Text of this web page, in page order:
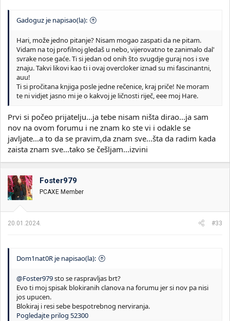
Gadoguz je napisao(la):
Hari, može jedno pitanje? Nisam mogao zaspati da ne pitam.
Vidam na toj profilnoj gledaš u nebo, vijerovatno te zanimalo dal'
svrake nose gaće. Ti si jedan od onih što svugdje guraj nos i sve
znaju. Takvi likovi kao ti i ovaj overcloker iznad su mi fascinantni,
auu!
Ti si pročitana knjiga posle jedne rečenice, kraj priče! Ne moram
te ni vidjet jasno mi je o kakvoj je ličnosti riječ, eee moj Hare.
Prvi si počeo prijatelju...ja tebe nisam ništa dirao...ja sam
nov na ovom forumu i ne znam ko ste vi i odakle se
javljate...a to da se pravim,da znam sve...šta da radim kada
zaista znam sve...tako se češljam...izvini
Foster979
PCAXE Member
20.01.2024. #33
Dom1nat0R je napisao(la):
@Foster979sto se raspravljas brt?
Evo ti moj spisak blokiranih clanova na forumu jer si nov pa nisi
jos upucen.
Blokiraj i resi sebe bespotrebnog nerviranja.
Pogledajte prilog 52300